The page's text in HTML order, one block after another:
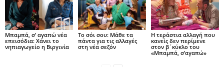
Μπαμπά, σ’ αγαπώ νέα
επεισόδια: Χάνει το
νηπιαγωγείο η Βιργινία
Το σόι σου: Μάθε τα
πάντα για τις αλλαγές
στη νέα σεζόν
Η τεράστια αλλαγή που
κανείς δεν περίμενε
στον β΄κύκλο του
«Μπαμπά, σ’αγαπώ»